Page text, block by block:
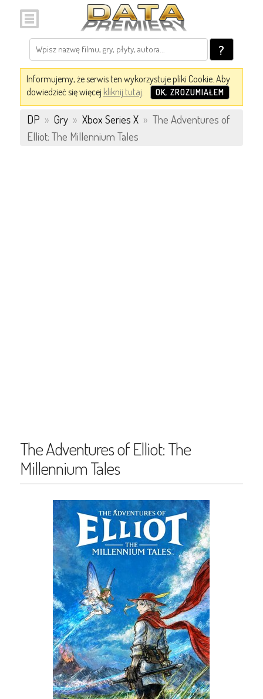
?
Informujemy, że serwis ten wykorzystuje pliki Cookie. Aby
dowiedzieć się więcej kliknij tutaj. OK, ZROZUMIAŁEM
DP » Gry » Xbox Series X » The Adventures of
Elliot: The Millennium Tales
The Adventures of Elliot: The
Millennium Tales